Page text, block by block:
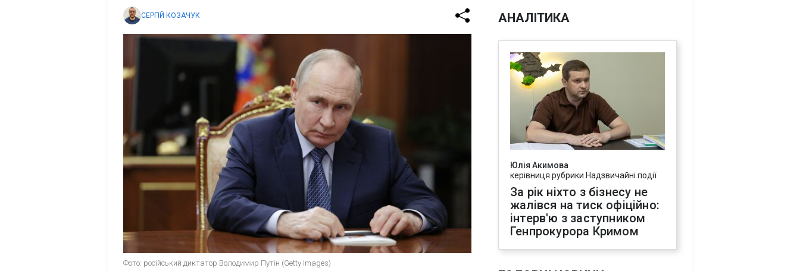
СЕРГІЙ КОЗАЧУК
Фото: російський диктатор Володимир Путін (Getty Images)
АНАЛІТИКА
Юлія Акимова
керівниця рубрики Надзвичайні події
За рік ніхто з бізнесу не
жалівся на тиск офіційно:
інтерв'ю з заступником
Генпрокурора Кримом